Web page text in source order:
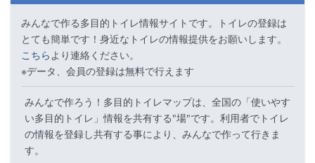
みんなで作る多目的トイレ情報サイトです。トイレの登録は
とても簡単です！身近なトイレの情報提供をお願いします。
こちらより連絡ください。
※データ、会員の登録は無料で行えます
みんなで作ろう！多目的トイレマップは、全国の「使いやす
い多目的トイレ」情報を共有する"場"です。利用者でトイレ
の情報を登録し共有する事により、みんなで作って行きま
す。